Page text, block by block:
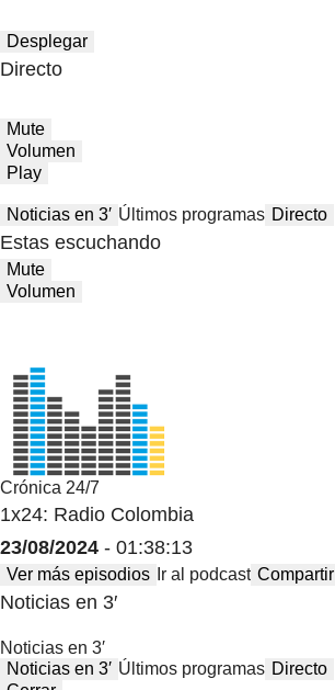
Desplegar
Directo
Mute
Volumen
Play
Noticias en 3′ Últimos programas Directo
Estas escuchando
Mute
Volumen
Crónica 24/7
1x24: Radio Colombia
23/08/2024 - 01:38:13
Ver más episodios Ir al podcast Compartir
Noticias en 3′
Noticias en 3′
Noticias en 3′ Últimos programas Directo